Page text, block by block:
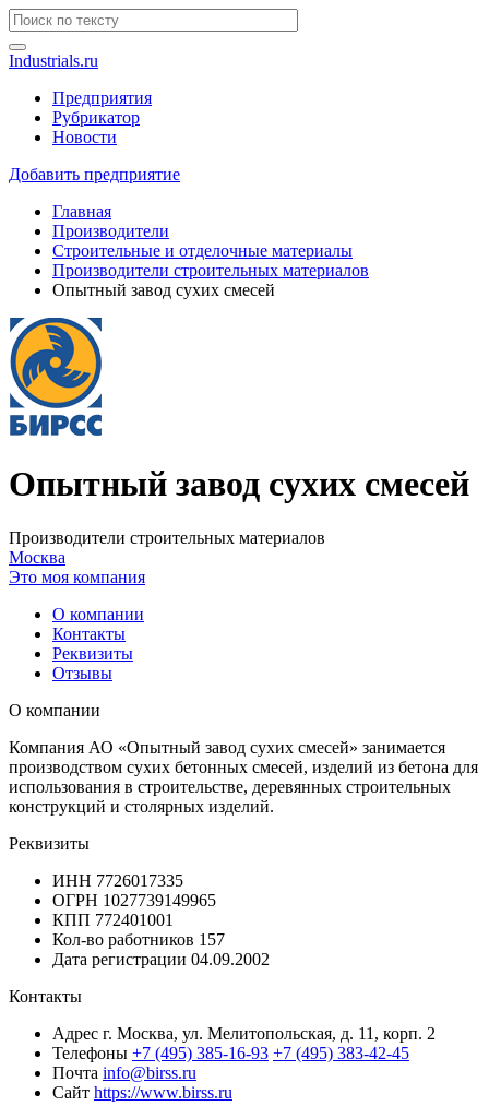
Industrials.ru
Предприятия
Рубрикатор
Новости
Добавить предприятие
Главная
Производители
Строительные и отделочные материалы
Производители строительных материалов
Опытный завод сухих смесей
Опытный завод сухих смесей
Производители строительных материалов
Москва
Это моя компания
О компании
Контакты
Реквизиты
Отзывы
О компании
Компания АО «Опытный завод сухих смесей» занимается
производством сухих бетонных смесей, изделий из бетона для
использования в строительстве, деревянных строительных
конструкций и столярных изделий.
Реквизиты
ИНН 7726017335
ОГРН 1027739149965
КПП 772401001
Кол-во работников 157
Дата регистрации 04.09.2002
Контакты
Адрес г. Москва, ул. Мелитопольская, д. 11, корп. 2
Телефоны +7 (495) 385-16-93 +7 (495) 383-42-45
Почта info@birss.ru
Сайт https://www.birss.ru